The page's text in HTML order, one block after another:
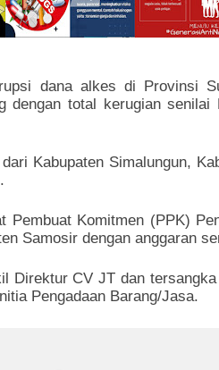
dana alkes di Provinsi
dengan total kerugian
Kabupaten Simalungun,
Pembuat Komitmen (PPK)
Samosir dengan anggaran
Direktur CV JT dan
Pengadaan Barang/Jasa.